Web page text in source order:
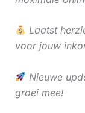
Laatst
voor jouw
Nieuwe
groei mee!